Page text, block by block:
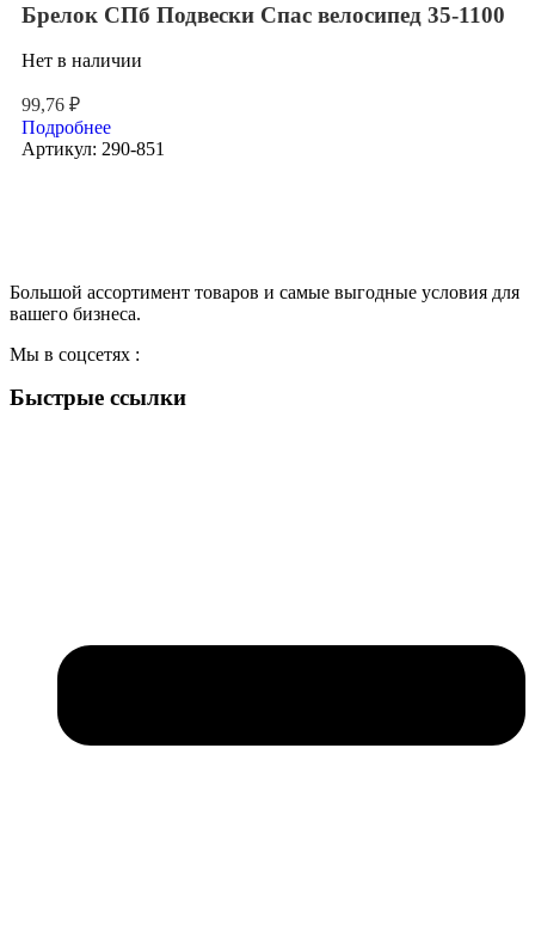
Брелок СПб Подвески Спас велосипед 35-1100
Нет в наличии
99,76 ₽
Подробнее
Артикул: 290-851
Большой ассортимент товаров и самые выгодные условия для
вашего бизнеса.
Мы в соцсетях :
Быстрые ссылки